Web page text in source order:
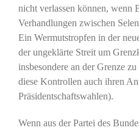
nicht verlassen können, wenn
Verhandlungen zwischen
Ein Wermutstropfen in der
der ungeklärte Streit um
insbesondere an der Grenze
diese Kontrollen auch ihren
Präsidentschaftswahlen).
Wenn aus der Partei des